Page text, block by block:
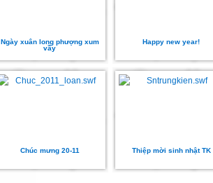
Ngày xuân long phượng xum
vầy
Happy new year!
Chúc mưng 20-11 Thiệp mời sinh nhật TK